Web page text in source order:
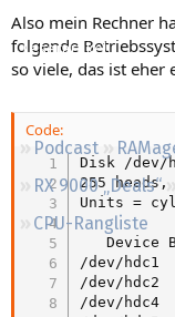
Leserartikel
Podcast
RX 9000 „Deals“
CPU-Rangliste
Also mein Rechner
folgende
so viele, das ist
Code:
Disk /dev/
255
Units =
Device
/dev/hdc1
/dev/hdc2
/dev/hdc4